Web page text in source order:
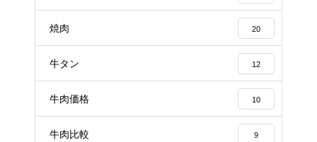
焼肉 20
牛タン 12
牛肉価格 10
牛肉比較 9